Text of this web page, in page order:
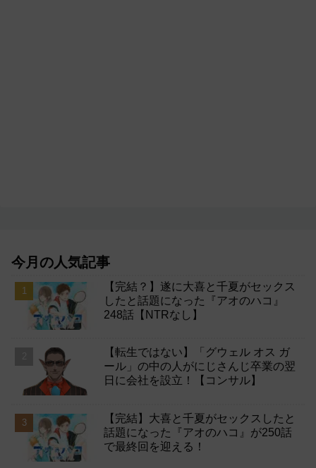
今月の人気記事
【完結？】遂に大喜と千夏がセックス
したと話題になった『アオのハコ』
248話【NTRなし】
【転生ではない】「グウェル オス ガ
ール」の中の人がにじさんじ卒業の翌
日に会社を設立！【コンサル】
【完結】大喜と千夏がセックスしたと
話題になった『アオのハコ』が250話
で最終回を迎える！